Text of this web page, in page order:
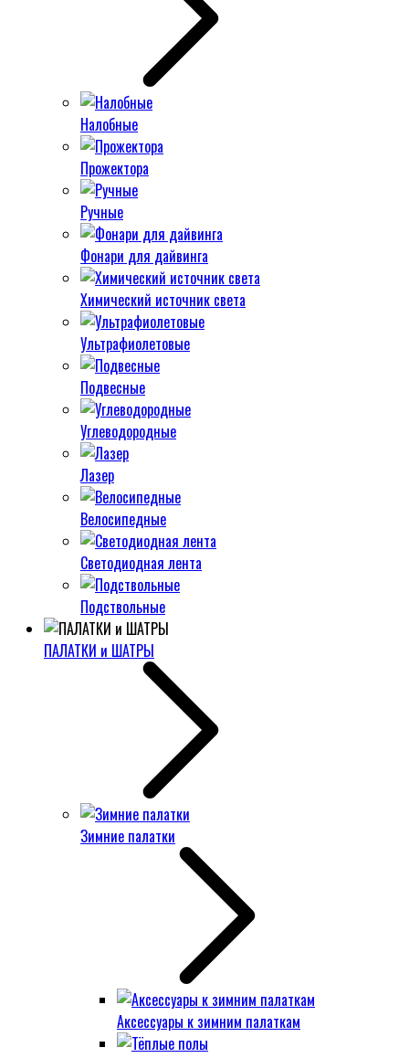
Налобные
Прожектора
Ручные
Фонари для дайвинга
Химический источник света
Ультрафиолетовые
Подвесные
Углеводородные
Лазер
Велосипедные
Светодиодная лента
Подствольные
ПАЛАТКИ и ШАТРЫ
Зимние палатки
Аксессуары к зимним палаткам